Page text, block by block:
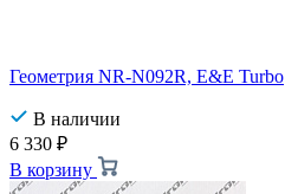
Геометрия NR-N092R, E&E Turbo
В наличии
6 330 ₽
В корзину